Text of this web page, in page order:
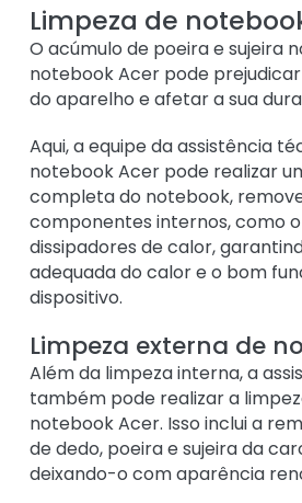
Limpeza de
O acúmulo de poeira e sujeira
notebook Acer pode
do aparelho e afetar a sua
Aqui, a equipe da assistência
notebook Acer pode realizar
completa do notebook,
componentes internos, como
dissipadores de calor,
adequada do calor e o bom
dispositivo.
Limpeza externa de
Além da limpeza interna, a
também pode realizar a
notebook Acer. Isso inclui a
de dedo, poeira e sujeira da
deixando-o com aparência